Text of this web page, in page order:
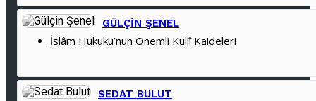
GÜLÇIN ŞENEL
İslâm Hukuku’nun Önemli Küllî Kaideleri
SEDAT BULUT